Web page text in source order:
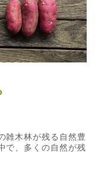
雑木林が残る自然豊
で、多くの自然が残